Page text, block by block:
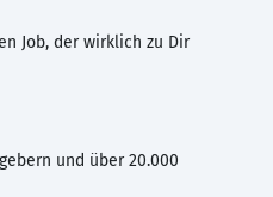
Job, der wirklich zu Dir
und über 20.000